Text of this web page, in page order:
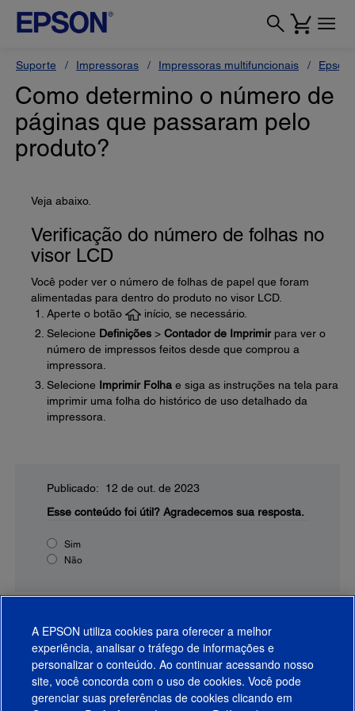
Suporte Impressoras Impressoras multifuncionais Epson
Como determino o número de
páginas que passaram pelo
produto?
Veja abaixo.
Verificação do número de folhas no
visor LCD
Você poder ver o número de folhas de papel que foram
alimentadas para dentro do produto no visor LCD.
Aperte o botão
início, se necessário.
Selecione Definições > Contador de Imprimirpara ver o
número de impressos feitos desde que comprou a
impressora.
Selecione Imprimir Folha e siga as instruções na tela para
imprimir uma folha do histórico de uso detalhado da
impressora.
Publicado: 12 de out. de 2023
Esse conteúdo foi útil? Agradecemos sua resposta.
Sim
Não
A EPSON utiliza cookies para oferecer a melhor
experiência, analisar o tráfego de informações e
personalizar o conteúdo. Ao continuar acessando nosso
site, você concorda com o uso de cookies. Você pode
gerenciar suas preferências de cookies clicando em